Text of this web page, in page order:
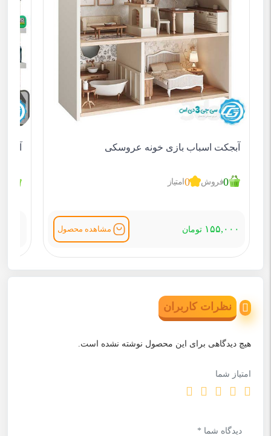
آبجکت اسباب بازی خونه عروسکی
0فروش 0 امتیاز
۱۵۵,۰۰۰ تومان مشاهده محصول
نظرات کاربران
هیچ دیدگاهی برای این محصول نوشته نشده است.
امتیاز شما
دیدگاه شما *